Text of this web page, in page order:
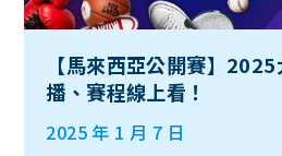
【馬來西亞公開賽】
播、賽程線上看！
2025 年 1 月 7 日